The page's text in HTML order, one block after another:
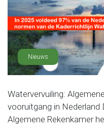
Nieuws
Watervervuiling:
vooruitgang in Nederland
Algemene Rekenkamer